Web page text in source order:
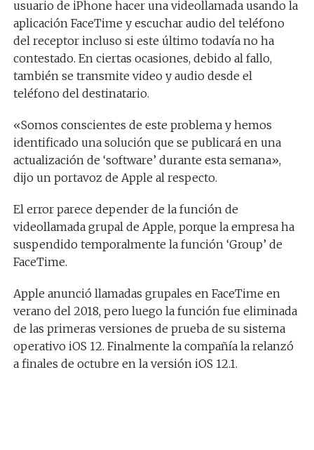
usuario de iPhone hacer una videollamada usando la
aplicación FaceTime y escuchar audio del teléfono
del receptor incluso si este último todavía no ha
contestado. En ciertas ocasiones, debido al fallo,
también se transmite video y audio desde el
teléfono del destinatario.
«Somos conscientes de este problema y hemos
identificado una solución que se publicará en una
actualización de ‘software’ durante esta semana»,
dijo un portavoz de Apple al respecto.
El error parece depender de la función de
videollamada grupal de Apple, porque la empresa ha
suspendido temporalmente la función ‘Group’ de
FaceTime.
Apple anunció llamadas grupales en FaceTime en
verano del 2018, pero luego la función fue eliminada
de las primeras versiones de prueba de su sistema
operativo iOS 12. Finalmente la compañía la relanzó
a finales de octubre en la versión iOS 12.1.